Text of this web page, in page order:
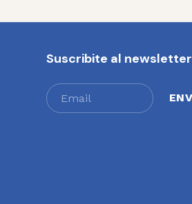
Suscribite al newsletter